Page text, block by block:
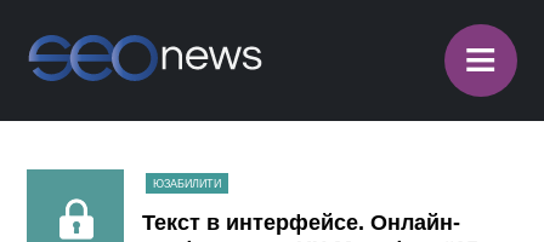
≡
ЮЗАБИЛИТИ
Текст в интерфейсе. Онлайн-